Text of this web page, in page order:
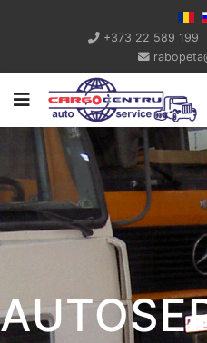
+373 22 589 199